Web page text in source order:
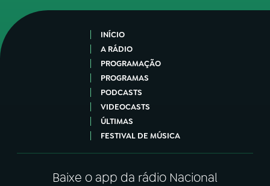
INÍCIO
A RÁDIO
PROGRAMAÇÃO
PROGRAMAS
PODCASTS
VIDEOCASTS
ÚLTIMAS
FESTIVAL DE MÚSICA
Baixe o app da rádio Nacional